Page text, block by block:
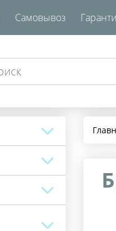
Самовывоз